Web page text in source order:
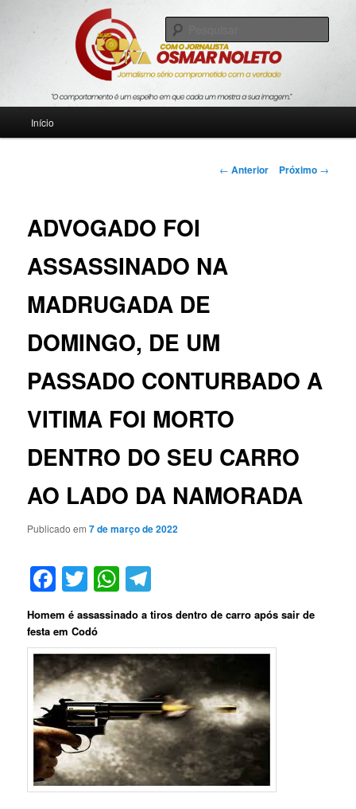
Blog Roda Viva
Jornalismo sério comprometido com a verdade
Início
Navegação
← Anterior Próximo →
ADVOGADO FOI
ASSASSINADO NA
MADRUGADA DE
DOMINGO, DE UM
PASSADO CONTURBADO A
VITIMA FOI MORTO
DENTRO DO SEU CARRO
AO LADO DA NAMORADA
Publicado em7 de março de 2022
Facebook
TwitterWhatsApp
Homem é assassinado a tiros dentro de carro após sair de
festa em Codó